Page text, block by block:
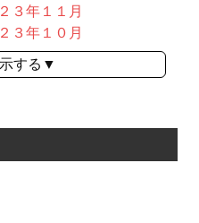
３年１１月
３年１０月
する▼